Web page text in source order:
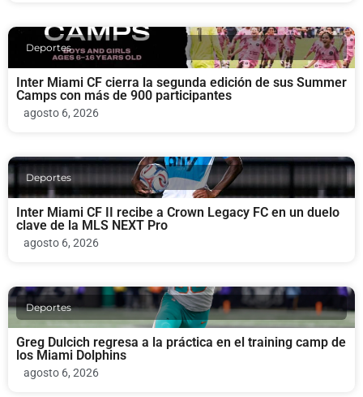
Deportes
Inter Miami CF cierra la segunda edición de sus Summer
Camps con más de 900 participantes
agosto 6, 2026
Deportes
Inter Miami CF II recibe a Crown Legacy FC en un duelo
clave de la MLS NEXT Pro
agosto 6, 2026
Deportes
Greg Dulcich regresa a la práctica en el training camp de
los Miami Dolphins
agosto 6, 2026